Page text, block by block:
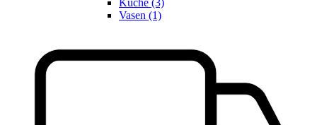
Küche (3)
Vasen (1)